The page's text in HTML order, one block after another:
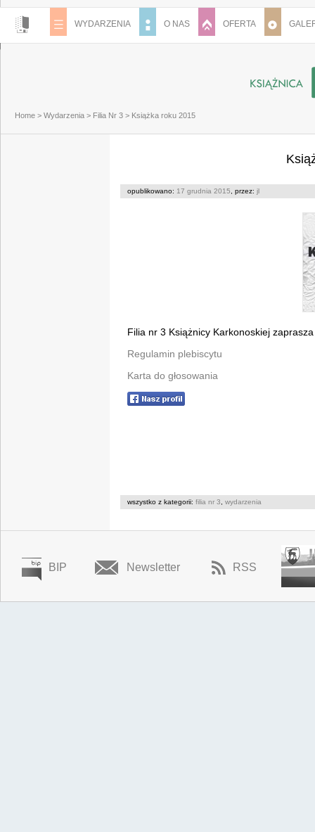
WYDARZENIA O NAS OFERTA
Home > Wydarzenia > Filia Nr 3 > Książka roku 2015
opublikowano: 17 grudnia 2015 , przez: jl
Filia nr 3 Książnicy Karkonoskiej
Regulamin plebiscytu
Karta do głosowania
wszystko z kategorii: filia nr 3 wydarzenia
BIP Newsletter RSS